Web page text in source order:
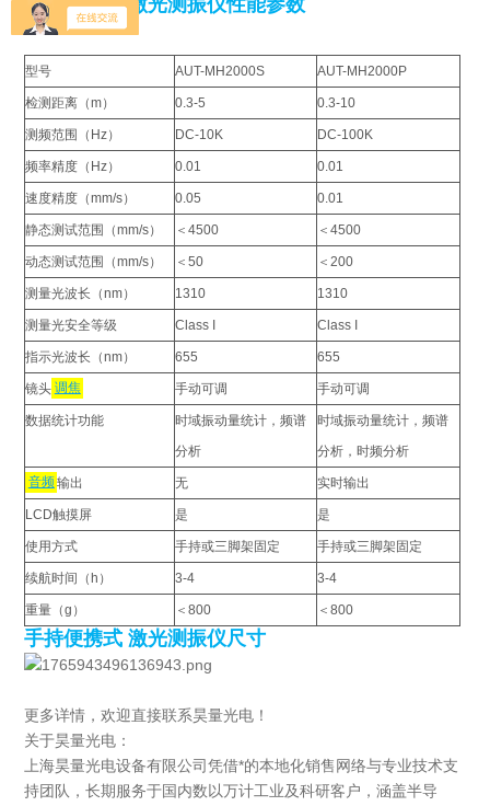
型号 AUT-MH2000S AUT-MH2000P
检测距离（m） 0.3-5 0.3-10
测频范围（Hz） DC-10K DC-100K
频率精度（Hz） 0.01 0.01
速度精度（mm/s） 0.05 0.01
静态测试范围（mm/s） ＜4500 ＜4500
动态测试范围（mm/s） ＜50 ＜200
测量光波长（nm） 1310 1310
测量光安全等级 Class I Class I
指示光波长（nm） 655 655
镜头 调焦 手动可调 手动可调
数据统计功能
时域振动量统计，频谱
分析
时域振动量统计，频谱
分析，时频分析
音频输出 无 实时输出
LCD触摸屏 是 是
使用方式 手持或三脚架固定 手持或三脚架固定
续航时间（h） 3-4 3-4
重量（g） ＜800 ＜800
手持便携式 激光测振仪尺寸
更多详情，欢迎直接联系昊量光电！
关于昊量光电：
上海昊量光电设备有限公司凭借*的本地化销售网络与专业技术支
持团队，长期服务于国内数以万计工业及科研客户，涵盖半导